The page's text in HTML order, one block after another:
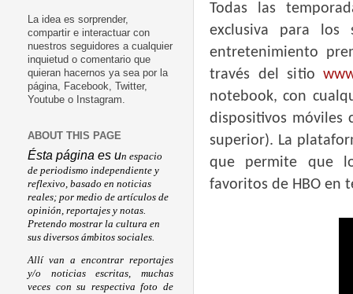
Todas las
exclusiva para los
entretenimiento
través del sitio
notebook, con
dispositivos móviles
superior). La
que permite que
favoritos de HBO en
La idea es sorprender,
compartir e interactuar con
nuestros seguidores a cualquier
inquietud o comentario que
quieran hacernos ya sea por la
página, Facebook, Twitter,
Youtube o Instagram.
ABOUT THIS PAGE
Ésta página es un espacio
de periodismo independiente y
reflexivo, basado en noticias
reales; por medio de artículos de
opinión, reportajes y notas.
Pretendo mostrar la cultura en
sus diversos ámbitos sociales.
Allí van a encontrar reportajes
y/o noticias escritas, muchas
veces con su respectiva foto de